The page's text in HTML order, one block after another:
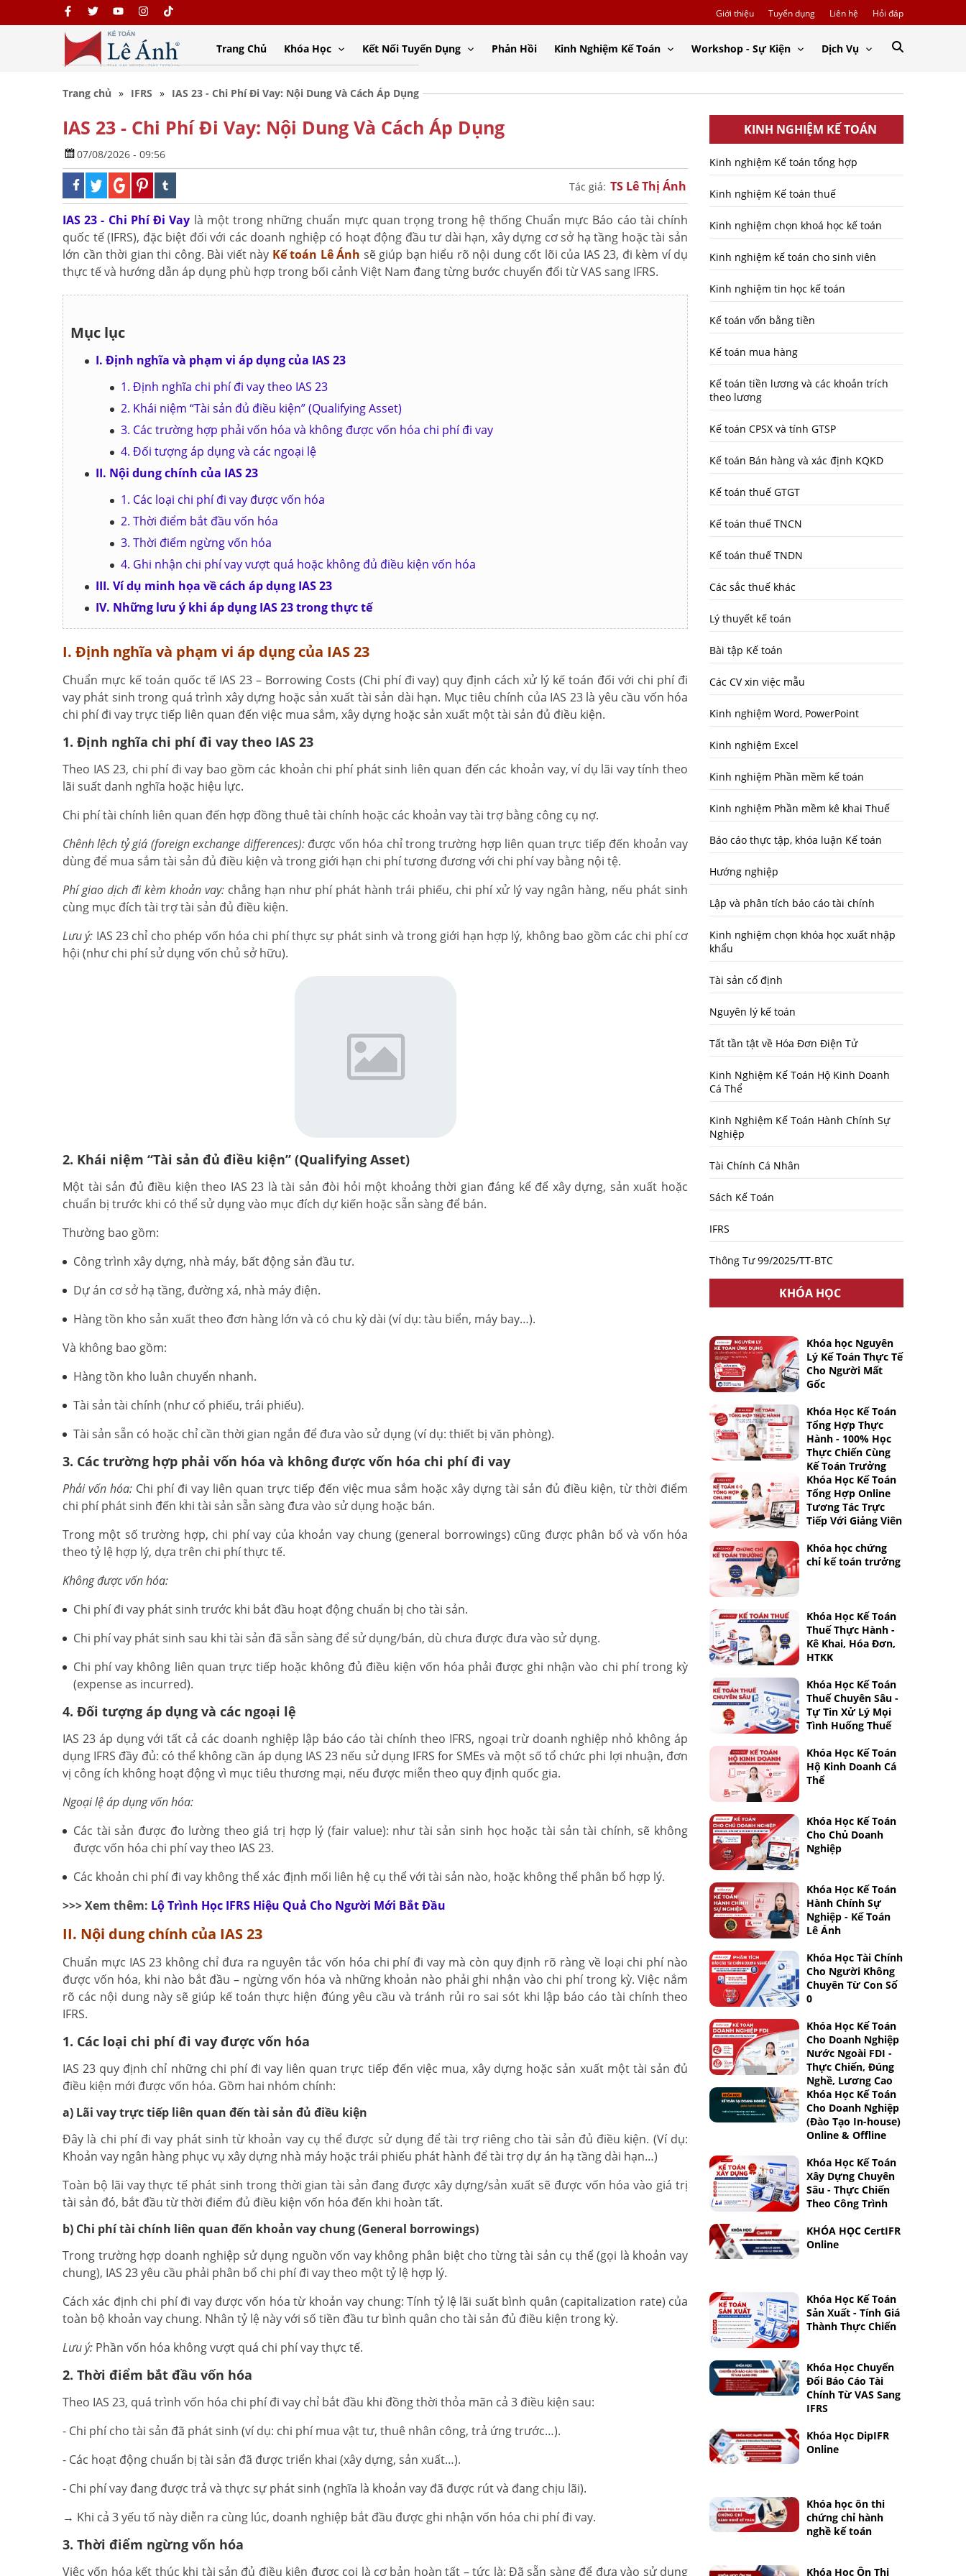
Giới thiệu Tuyển dụng Liên hệ Hỏi đáp
Trang Chủ Khóa Học Kết Nối Tuyển Dụng Phản Hồi Kinh Nghiệm Kế Toán Workshop - Sự Kiện Dịch Vụ
Trang chủ IFRS IAS 23 - Chi Phí Đi Vay: Nội Dung Và Cách Áp Dụng
IAS 23 - Chi Phí Đi Vay: Nội Dung Và Cách Áp Dụng
07/08/2026 - 09:56
Tác giả: TS Lê Thị Ánh
IAS 23 - Chi Phí Đi Vay là một trong những chuẩn mực quan trọng trong hệ thống Chuẩn mực Báo cáo tài chính
quốc tế (IFRS), đặc biệt đối với các doanh nghiệp có hoạt động đầu tư dài hạn, xây dựng cơ sở hạ tầng hoặc tài sản
lớn cần thời gian thi công. Bài viết này Kế toán Lê Ánh sẽ giúp bạn hiểu rõ nội dung cốt lõi của IAS 23, đi kèm ví dụ
thực tế và hướng dẫn áp dụng phù hợp trong bối cảnh Việt Nam đang từng bước chuyển đổi từ VAS sang IFRS.
Mục lục
I. Định nghĩa và phạm vi áp dụng của IAS 23
1. Định nghĩa chi phí đi vay theo IAS 23
2. Khái niệm “Tài sản đủ điều kiện” (Qualifying Asset)
3. Các trường hợp phải vốn hóa và không được vốn hóa chi phí đi vay
4. Đối tượng áp dụng và các ngoại lệ
II. Nội dung chính của IAS 23
1. Các loại chi phí đi vay được vốn hóa
2. Thời điểm bắt đầu vốn hóa
3. Thời điểm ngừng vốn hóa
4. Ghi nhận chi phí vay vượt quá hoặc không đủ điều kiện vốn hóa
III. Ví dụ minh họa về cách áp dụng IAS 23
IV. Những lưu ý khi áp dụng IAS 23 trong thực tế
I. Định nghĩa và phạm vi áp dụng của IAS 23
Chuẩn mực kế toán quốc tế IAS 23 – Borrowing Costs (Chi phí đi vay) quy định cách xử lý kế toán đối với chi phí đi
vay phát sinh trong quá trình xây dựng hoặc sản xuất tài sản dài hạn. Mục tiêu chính của IAS 23 là yêu cầu vốn hóa
chi phí đi vay trực tiếp liên quan đến việc mua sắm, xây dựng hoặc sản xuất một tài sản đủ điều kiện.
1. Định nghĩa chi phí đi vay theo IAS 23
Theo IAS 23, chi phí đi vay bao gồm các khoản chi phí phát sinh liên quan đến các khoản vay, ví dụ lãi vay tính theo
lãi suất danh nghĩa hoặc hiệu lực.
Chi phí tài chính liên quan đến hợp đồng thuê tài chính hoặc các khoản vay tài trợ bằng công cụ nợ.
Chênh lệch tỷ giá (foreign exchange differences):được vốn hóa chỉ trong trường hợp liên quan trực tiếp đến khoản vay
dùng để mua sắm tài sản đủ điều kiện và trong giới hạn chi phí tương đương với chi phí vay bằng nội tệ.
Phí giao dịch đi kèm khoản vay: chẳng hạn như phí phát hành trái phiếu, chi phí xử lý vay ngân hàng, nếu phát sinh
cùng mục đích tài trợ tài sản đủ điều kiện.
Lưu ý: IAS 23 chỉ cho phép vốn hóa chi phí thực sự phát sinh và trong giới hạn hợp lý, không bao gồm các chi phí cơ
hội (như chi phí sử dụng vốn chủ sở hữu).
2. Khái niệm “Tài sản đủ điều kiện” (Qualifying Asset)
Một tài sản đủ điều kiện theo IAS 23 là tài sản đòi hỏi một khoảng thời gian đáng kể để xây dựng, sản xuất hoặc
chuẩn bị trước khi có thể sử dụng vào mục đích dự kiến hoặc sẵn sàng để bán.
Thường bao gồm:
Công trình xây dựng, nhà máy, bất động sản đầu tư.
Dự án cơ sở hạ tầng, đường xá, nhà máy điện.
Hàng tồn kho sản xuất theo đơn hàng lớn và có chu kỳ dài (ví dụ: tàu biển, máy bay…).
Và không bao gồm:
Hàng tồn kho luân chuyển nhanh.
Tài sản tài chính (như cổ phiếu, trái phiếu).
Tài sản sẵn có hoặc chỉ cần thời gian ngắn để đưa vào sử dụng (ví dụ: thiết bị văn phòng).
3. Các trường hợp phải vốn hóa và không được vốn hóa chi phí đi vay
Phải vốn hóa:Chi phí đi vay liên quan trực tiếp đến việc mua sắm hoặc xây dựng tài sản đủ điều kiện, từ thời điểm
chi phí phát sinh đến khi tài sản sẵn sàng đưa vào sử dụng hoặc bán.
Trong một số trường hợp, chi phí vay của khoản vay chung (general borrowings) cũng được phân bổ và vốn hóa
theo tỷ lệ hợp lý, dựa trên chi phí thực tế.
Không được vốn hóa:
Chi phí đi vay phát sinh trước khi bắt đầu hoạt động chuẩn bị cho tài sản.
Chi phí vay phát sinh sau khi tài sản đã sẵn sàng để sử dụng/bán, dù chưa được đưa vào sử dụng.
Chi phí vay không liên quan trực tiếp hoặc không đủ điều kiện vốn hóa phải được ghi nhận vào chi phí trong kỳ
(expense as incurred).
4. Đối tượng áp dụng và các ngoại lệ
IAS 23 áp dụng với tất cả các doanh nghiệp lập báo cáo tài chính theo IFRS, ngoại trừ doanh nghiệp nhỏ không áp
dụng IFRS đầy đủ: có thể không cần áp dụng IAS 23 nếu sử dụng IFRS for SMEs và một số tổ chức phi lợi nhuận, đơn
vị công ích không hoạt động vì mục tiêu thương mại, nếu được miễn theo quy định quốc gia.
Ngoại lệ áp dụng vốn hóa:
Các tài sản được đo lường theo giá trị hợp lý (fair value): như tài sản sinh học hoặc tài sản tài chính, sẽ không
được vốn hóa chi phí vay theo IAS 23.
Các khoản chi phí đi vay không thể xác định mối liên hệ cụ thể với tài sản nào, hoặc không thể phân bổ hợp lý.
>>> Xem thêm: Lộ Trình Học IFRS Hiệu Quả Cho Người Mới Bắt Đầu
II. Nội dung chính của IAS 23
Chuẩn mực IAS 23 không chỉ đưa ra nguyên tắc vốn hóa chi phí đi vay mà còn quy định rõ ràng về loại chi phí nào
được vốn hóa, khi nào bắt đầu – ngừng vốn hóa và những khoản nào phải ghi nhận vào chi phí trong kỳ. Việc nắm
rõ các nội dung này sẽ giúp kế toán thực hiện đúng yêu cầu và tránh rủi ro sai sót khi lập báo cáo tài chính theo
IFRS.
1. Các loại chi phí đi vay được vốn hóa
IAS 23 quy định chỉ những chi phí đi vay liên quan trực tiếp đến việc mua, xây dựng hoặc sản xuất một tài sản đủ
điều kiện mới được vốn hóa. Gồm hai nhóm chính:
a) Lãi vay trực tiếp liên quan đến tài sản đủ điều kiện
Đây là chi phí đi vay phát sinh từ khoản vay cụ thể được sử dụng để tài trợ riêng cho tài sản đủ điều kiện. (Ví dụ:
Khoản vay ngân hàng phục vụ xây dựng nhà máy hoặc trái phiếu phát hành để tài trợ dự án hạ tầng dài hạn…)
Toàn bộ lãi vay thực tế phát sinh trong thời gian tài sản đang được xây dựng/sản xuất sẽ được vốn hóa vào giá trị
tài sản đó, bắt đầu từ thời điểm đủ điều kiện vốn hóa đến khi hoàn tất.
b) Chi phí tài chính liên quan đến khoản vay chung (General borrowings)
Trong trường hợp doanh nghiệp sử dụng nguồn vốn vay không phân biệt cho từng tài sản cụ thể (gọi là khoản vay
chung), IAS 23 yêu cầu phải phân bổ chi phí đi vay theo một tỷ lệ hợp lý.
Cách xác định chi phí đi vay được vốn hóa từ khoản vay chung: Tính tỷ lệ lãi suất bình quân (capitalization rate) của
toàn bộ khoản vay chung. Nhân tỷ lệ này với số tiền đầu tư bình quân cho tài sản đủ điều kiện trong kỳ.
Lưu ý: Phần vốn hóa không vượt quá chi phí vay thực tế.
2. Thời điểm bắt đầu vốn hóa
Theo IAS 23, quá trình vốn hóa chi phí đi vay chỉ bắt đầu khi đồng thời thỏa mãn cả 3 điều kiện sau:
- Chi phí cho tài sản đã phát sinh (ví dụ: chi phí mua vật tư, thuê nhân công, trả ứng trước…).
- Các hoạt động chuẩn bị tài sản đã được triển khai (xây dựng, sản xuất…).
- Chi phí vay đang được trả và thực sự phát sinh (nghĩa là khoản vay đã được rút và đang chịu lãi).
→ Khi cả 3 yếu tố này diễn ra cùng lúc, doanh nghiệp bắt đầu được ghi nhận vốn hóa chi phí đi vay.
3. Thời điểm ngừng vốn hóa
Việc vốn hóa kết thúc khi tài sản đủ điều kiện được coi là cơ bản hoàn tất – tức là: Đã sẵn sàng để đưa vào sử dụng
KINH NGHIỆM KẾ TOÁN
Kinh nghiệm Kế toán tổng hợp
Kinh nghiệm Kế toán thuế
Kinh nghiệm chọn khoá học kế toán
Kinh nghiệm kế toán cho sinh viên
Kinh nghiệm tin học kế toán
Kế toán vốn bằng tiền
Kế toán mua hàng
Kế toán tiền lương và các khoản trích
theo lương
Kế toán CPSX và tính GTSP
Kế toán Bán hàng và xác định KQKD
Kế toán thuế GTGT
Kế toán thuế TNCN
Kế toán thuế TNDN
Các sắc thuế khác
Lý thuyết kế toán
Bài tập Kế toán
Các CV xin việc mẫu
Kinh nghiệm Word, PowerPoint
Kinh nghiệm Excel
Kinh nghiệm Phần mềm kế toán
Kinh nghiệm Phần mềm kê khai Thuế
Báo cáo thực tập, khóa luận Kế toán
Hướng nghiệp
Lập và phân tích báo cáo tài chính
Kinh nghiệm chọn khóa học xuất nhập
khẩu
Tài sản cố định
Nguyên lý kế toán
Tất tần tật về Hóa Đơn Điện Tử
Kinh Nghiệm Kế Toán Hộ Kinh Doanh
Cá Thể
Kinh Nghiệm Kế Toán Hành Chính Sự
Nghiệp
Tài Chính Cá Nhân
Sách Kế Toán
IFRS
Thông Tư 99/2025/TT-BTC
KHÓA HỌC
Khóa học Nguyên
Lý Kế Toán Thực Tế
Cho Người Mất
Gốc
Khóa Học Kế Toán
Tổng Hợp Thực
Hành - 100% Học
Thực Chiến Cùng
Kế Toán Trưởng
Khóa Học Kế Toán
Tổng Hợp Online
Tương Tác Trực
Tiếp Với Giảng Viên
Khóa học chứng
chỉ kế toán trưởng
Khóa Học Kế Toán
Thuế Thực Hành -
Kê Khai, Hóa Đơn,
HTKK
Khóa Học Kế Toán
Thuế Chuyên Sâu -
Tự Tin Xử Lý Mọi
Tình Huống Thuế
Khóa Học Kế Toán
Hộ Kinh Doanh Cá
Thể
Khóa Học Kế Toán
Cho Chủ Doanh
Nghiệp
Khóa Học Kế Toán
Hành Chính Sự
Nghiệp - Kế Toán
Lê Ánh
Khóa Học Tài Chính
Cho Người Không
Chuyên Từ Con Số
0
Khóa Học Kế Toán
Cho Doanh Nghiệp
Nước Ngoài FDI -
Thực Chiến, Đúng
Nghề, Lương Cao
Khóa Học Kế Toán
Cho Doanh Nghiệp
(Đào Tạo In-house)
Online & Offline
Khóa Học Kế Toán
Xây Dựng Chuyên
Sâu - Thực Chiến
Theo Công Trình
KHÓA HỌC CertIFR
Online
Khóa Học Kế Toán
Sản Xuất - Tính Giá
Thành Thực Chiến
Khóa Học Chuyển
Đổi Báo Cáo Tài
Chính Từ VAS Sang
IFRS
Khóa Học DipIFR
Online
Khóa học ôn thi
chứng chỉ hành
nghề kế toán
Khóa Học Ôn Thi